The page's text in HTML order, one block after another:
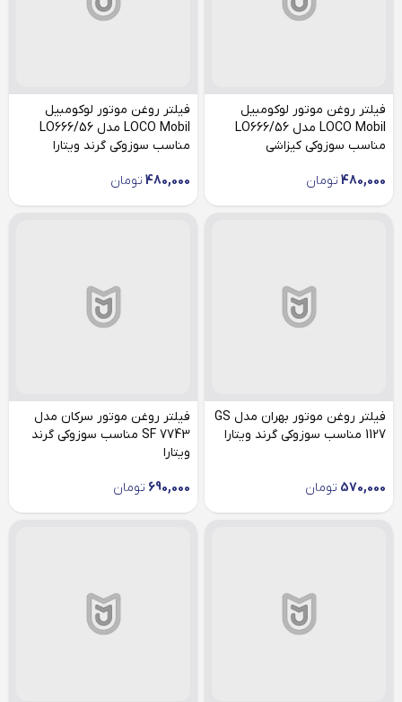
فیلتر روغن موتور لوکومبیل
LOCO Mobil مدل LO666/56
مناسب سوزوکی کیزاشی
480,000 تومان
فیلتر روغن موتور لوکومبیل
LOCO Mobil مدل LO666/56
مناسب سوزوکی گرند ویتارا
480,000 تومان
فیلتر روغن موتور بهران مدل GS
1127 مناسب سوزوکی گرند ویتارا
570,000 تومان
فیلتر روغن موتور سرکان مدل
SF 7743 مناسب سوزوکی گرند
ویتارا
690,000 تومان